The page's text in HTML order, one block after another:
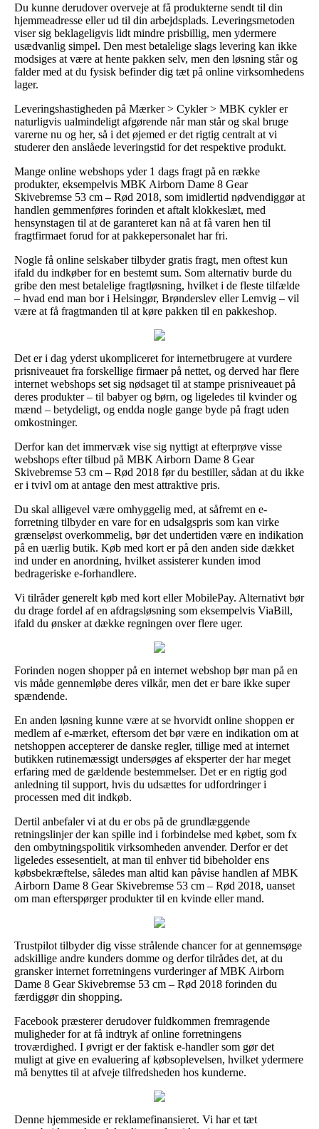
Du kunne derudover overveje at få produkterne sendt til din
hjemmeadresse eller ud til din arbejdsplads. Leveringsmetoden
viser sig beklageligvis lidt mindre prisbillig, men ydermere
usædvanlig simpel. Den mest betalelige slags levering kan ikke
modsiges at være at hente pakken selv, men den løsning står og
falder med at du fysisk befinder dig tæt på online virksomhedens
lager.
Leveringshastigheden på Mærker > Cykler > MBK cykler er
naturligvis ualmindeligt afgørende når man står og skal bruge
varerne nu og her, så i det øjemed er det rigtig centralt at vi
studerer den anslåede leveringstid for det respektive produkt.
Mange online webshops yder 1 dags fragt på en række
produkter, eksempelvis MBK Airborn Dame 8 Gear
Skivebremse 53 cm – Rød 2018, som imidlertid nødvendiggør at
handlen gemmenføres forinden et aftalt klokkeslæt, med
hensynstagen til at de garanteret kan nå at få varen hen til
fragtfirmaet forud for at pakkepersonalet har fri.
Nogle få online selskaber tilbyder gratis fragt, men oftest kun
ifald du indkøber for en bestemt sum. Som alternativ burde du
gribe den mest betalelige fragtløsning, hvilket i de fleste tilfælde
– hvad end man bor i Helsingør, Brønderslev eller Lemvig – vil
være at få fragtmanden til at køre pakken til en pakkeshop.
Det er i dag yderst ukompliceret for internetbrugere at vurdere
prisniveauet fra forskellige firmaer på nettet, og derved har flere
internet webshops set sig nødsaget til at stampe prisniveauet på
deres produkter – til babyer og børn, og ligeledes til kvinder og
mænd – betydeligt, og endda nogle gange byde på fragt uden
omkostninger.
Derfor kan det immervæk vise sig nyttigt at efterprøve visse
webshops efter tilbud på MBK Airborn Dame 8 Gear
Skivebremse 53 cm – Rød 2018 før du bestiller, sådan at du ikke
er i tvivl om at antage den mest attraktive pris.
Du skal alligevel være omhyggelig med, at såfremt en e-
forretning tilbyder en vare for en udsalgspris som kan virke
grænseløst overkommelig, bør det undertiden være en indikation
på en uærlig butik. Køb med kort er på den anden side dækket
ind under en anordning, hvilket assisterer kunden imod
bedrageriske e-forhandlere.
Vi tilråder generelt køb med kort eller MobilePay. Alternativt bør
du drage fordel af en afdragsløsning som eksempelvis ViaBill,
ifald du ønsker at dække regningen over flere uger.
Forinden nogen shopper på en internet webshop bør man på en
vis måde gennemløbe deres vilkår, men det er bare ikke super
spændende.
En anden løsning kunne være at se hvorvidt online shoppen er
medlem af e-mærket, eftersom det bør være en indikation om at
netshoppen accepterer de danske regler, tillige med at internet
butikken rutinemæssigt undersøges af eksperter der har meget
erfaring med de gældende bestemmelser. Det er en rigtig god
anledning til support, hvis du udsættes for udfordringer i
processen med dit indkøb.
Dertil anbefaler vi at du er obs på de grundlæggende
retningslinjer der kan spille ind i forbindelse med købet, som fx
den ombytningspolitik virksomheden anvender. Derfor er det
ligeledes essesentielt, at man til enhver tid bibeholder ens
købsbekræftelse, således man altid kan påvise handlen af MBK
Airborn Dame 8 Gear Skivebremse 53 cm – Rød 2018, uanset
om man efterspørger produkter til en kvinde eller mand.
Trustpilot tilbyder dig visse strålende chancer for at gennemsøge
adskillige andre kunders domme og derfor tilrådes det, at du
gransker internet forretningens vurderinger af MBK Airborn
Dame 8 Gear Skivebremse 53 cm – Rød 2018 forinden du
færdiggør din shopping.
Facebook præsterer derudover fuldkommen fremragende
muligheder for at få indtryk af online forretningens
troværdighed. I øvrigt er der faktisk e-handler som gør det
muligt at give en evaluering af købsoplevelsen, hvilket ydermere
må benyttes til at afveje tilfredsheden hos kunderne.
Denne hjemmeside er reklamefinansieret. Vi har et tæt